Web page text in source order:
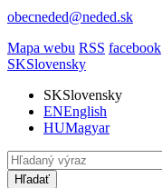
obecneded@neded.sk
Mapa webu RSS facebook
SKSlovensky
SKSlovensky
ENEnglish
HUMagyar
Hľadať